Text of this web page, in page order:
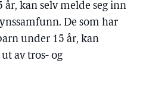
år, kan selv melde seg inn
De som har
under 15 år, kan
av tros- og